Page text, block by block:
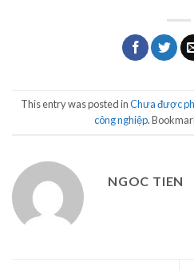
This entry was posted inChưa được
công nghiệp.
NGOC TIEN